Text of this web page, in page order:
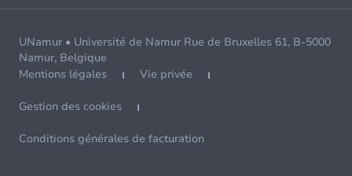
UNamur • Université de Namur Rue de Bruxelles 61, B-5000
Namur, Belgique
Mentions légales
Vie privée
Gestion des cookies
Conditions générales de facturation